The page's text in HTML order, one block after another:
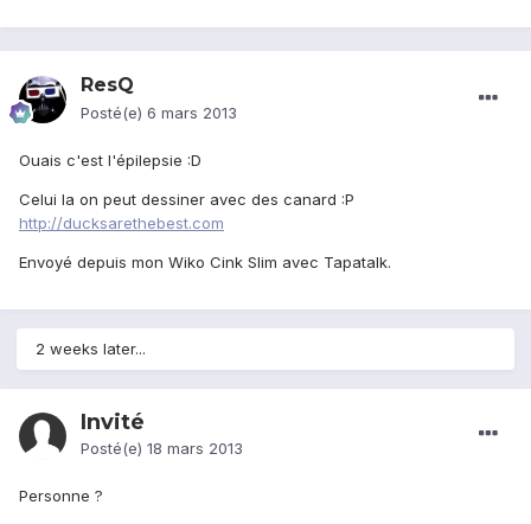
ResQ
Posté(e) 6 mars 2013
Ouais c'est l'épilepsie :D
Celui la on peut dessiner avec des canard :P
http://ducksarethebest.com
Envoyé depuis mon Wiko Cink Slim avec Tapatalk.
2 weeks later...
Invité
Posté(e) 18 mars 2013
Personne ?